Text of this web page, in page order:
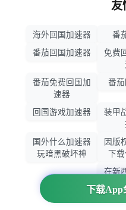
下载App
友
海外回国加速器 番
番茄回国加速器
免费
番茄免费回国加
速器
番
回国游戏加速器
装甲
国外什么加速器
玩暗黑破坏神
因版
下
在新
大